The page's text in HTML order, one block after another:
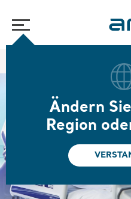
Ändern
Region
Web-Seminare und E-